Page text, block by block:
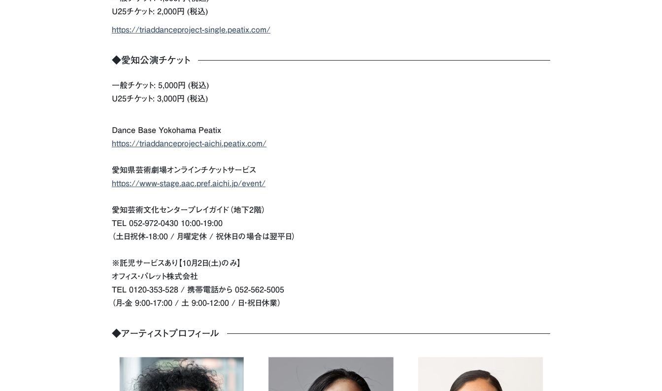
U25チケット: 2,000円 (税込)
https://triaddanceproject-single.peatix.com/
◆愛知公演チケット
一般チケット: 5,000円 (税込)
U25チケット: 3,000円 (税込)
Dance Base Yokohama Peatix
https://triaddanceproject-aichi.peatix.com/
愛知県芸術劇場オンラインチケットサービス
https://www-stage.aac.pref.aichi.jp/event/
愛知芸術文化センタープレイガイド（地下2階）
TEL 052-972-0430 10:00-19:00
（土日祝休-18:00 / 月曜定休 / 祝休日の場合は翌平日）
※託児サービスあり【10月2日(土)のみ】
オフィス・パレット株式会社
TEL 0120-353-528 / 携帯電話から 052-562-5005
（月-金 9:00-17:00 / 土 9:00-12:00 / 日・祝日休業）
◆アーティストプロフィール